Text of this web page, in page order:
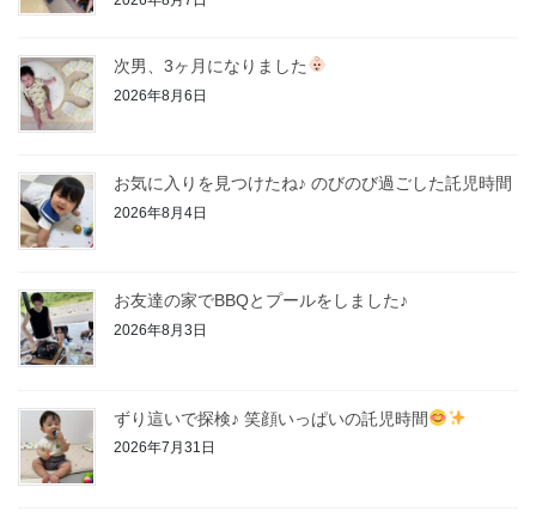
次男、3ヶ月になりました
2026年8月6日
お気に入りを見つけたね♪ のびのび過ごした託児時間
2026年8月4日
お友達の家でBBQとプールをしました♪
2026年8月3日
ずり這いで探検♪ 笑顔いっぱいの託児時間
2026年7月31日